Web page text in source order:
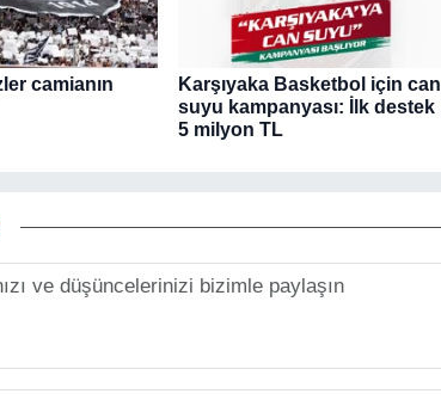
camianın
Karşıyaka Basketbol için can
suyu kampanyası: İlk destek
5 milyon TL